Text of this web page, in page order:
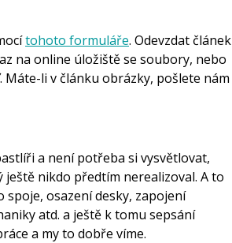
tohoto formuláře. Odevzdat článek
na online úložiště se soubory, nebo
li v článku obrázky, pošlete nám
a není potřeba si vysvětlovat,
nikdo předtím nerealizoval. A to
osazení desky, zapojení
atd. a ještě k tomu sepsání
a my to dobře víme.